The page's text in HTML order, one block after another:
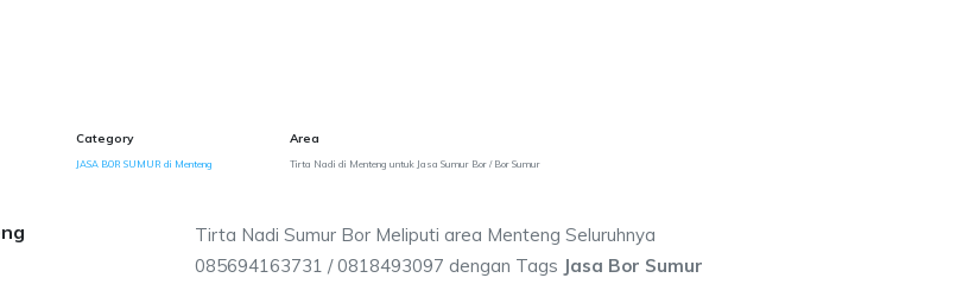
Category
JASA BOR SUMUR di Menteng
Area
Tirta Nadi di Menteng untuk Jasa Sumur Bor / Bor Sumur
Tirta Nadi Sumur Bor Meliputi area Menteng Seluruhnya
085694163731 / 0818493097 dengan Tags Jasa Bor Sumur